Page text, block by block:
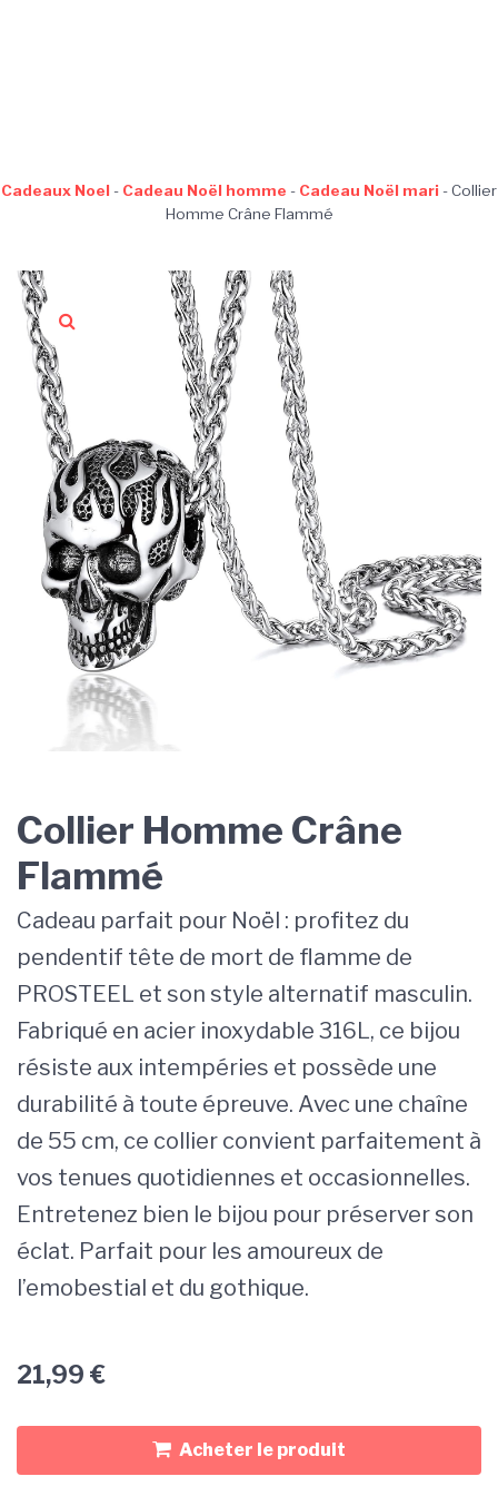
Cadeaux Noel - Cadeau Noël homme - Cadeau Noël mari -Collier
Homme Crâne Flammé
Collier Homme Crâne
Flammé
Cadeau parfait pour Noël : profitez du
pendentif tête de mort de flamme de
PROSTEEL et son style alternatif masculin.
Fabriqué en acier inoxydable 316L, ce bijou
résiste aux intempéries et possède une
durabilité à toute épreuve. Avec une chaîne
de 55 cm, ce collier convient parfaitement à
vos tenues quotidiennes et occasionnelles.
Entretenez bien le bijou pour préserver son
éclat. Parfait pour les amoureux de
l’emobestial et du gothique.
21,99 €
Acheter le produit